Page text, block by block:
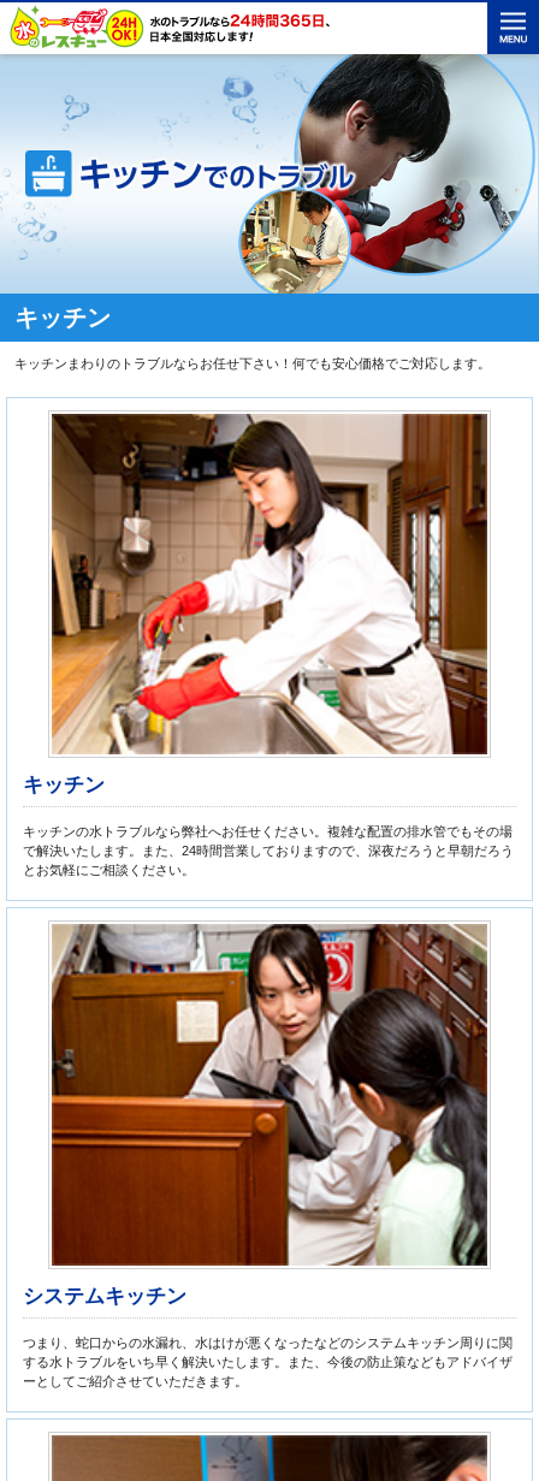
キッチン
キッチンまわりのトラブルならお任せ下さい！何でも安心価格でご対応します。
キッチン
キッチンの水トラブルなら弊社へお任せください。複雑な配置の排水管でもその場
で解決いたします。また、24時間営業しておりますので、深夜だろうと早朝だろう
とお気軽にご相談ください。
システムキッチン
つまり、蛇口からの水漏れ、水はけが悪くなったなどのシステムキッチン周りに関
する水トラブルをいち早く解決いたします。また、今後の防止策などもアドバイザ
ーとしてご紹介させていただきます。